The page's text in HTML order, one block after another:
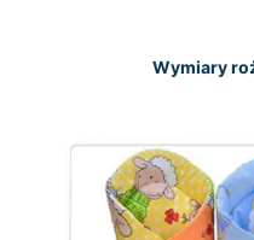
Wymiary